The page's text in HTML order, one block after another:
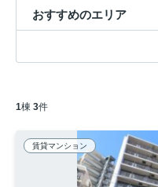
おすすめのエリア
1棟 3件
賃貸マンション